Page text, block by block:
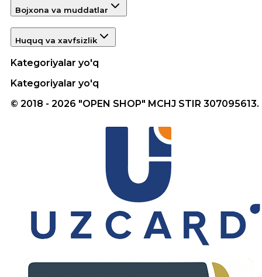
Bojxona va muddatlar
Huquq va xavfsizlik
Kategoriyalar yo'q
Kategoriyalar yo'q
© 2018 - 2026 "OPEN SHOP" MCHJ STIR 307095613.